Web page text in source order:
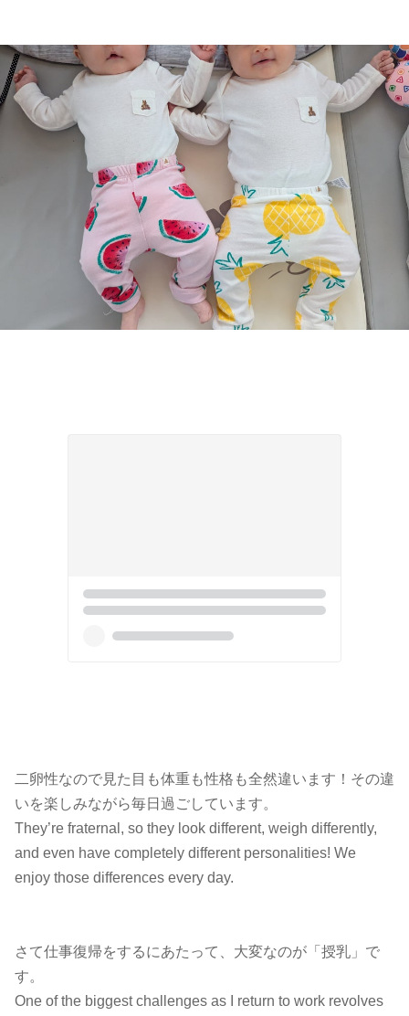
二卵性なので見た目も体重も性格も全然違います！その違
いを楽しみながら毎日過ごしています。
They’re fraternal, so they look different, weigh differently,
and even have completely different personalities! We
enjoy those differences every day.
さて仕事復帰をするにあたって、大変なのが「授乳」で
す。
One of the biggest challenges as I return to work revolves